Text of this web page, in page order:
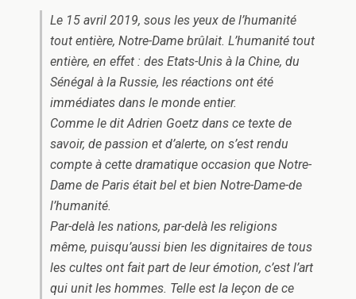
Le 15 avril 2019, sous les yeux de l’humanité
tout entière, Notre-Dame brûlait. L’humanité tout
entière, en effet : des Etats-Unis à la Chine, du
Sénégal à la Russie, les réactions ont été
immédiates dans le monde entier.
Comme le dit Adrien Goetz dans ce texte de
savoir, de passion et d’alerte, on s’est rendu
compte à cette dramatique occasion que Notre-
Dame de Paris était bel et bien Notre-Dame-de
l’humanité.
Par-delà les nations, par-delà les religions
même, puisqu’aussi bien les dignitaires de tous
les cultes ont fait part de leur émotion, c’est l’art
qui unit les hommes. Telle est la leçon de ce